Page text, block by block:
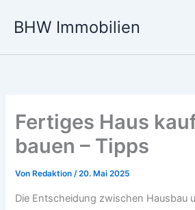
InhaltBHW Immobilien
Fertiges Haus
bauen – Tipps
Von Redaktion/20. Mai 2025
Die Entscheidung zwischen Hausbau